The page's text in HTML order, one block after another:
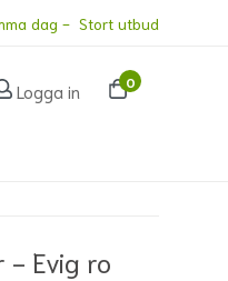
dag - Stort utbud
Logga in 0
- Evig ro